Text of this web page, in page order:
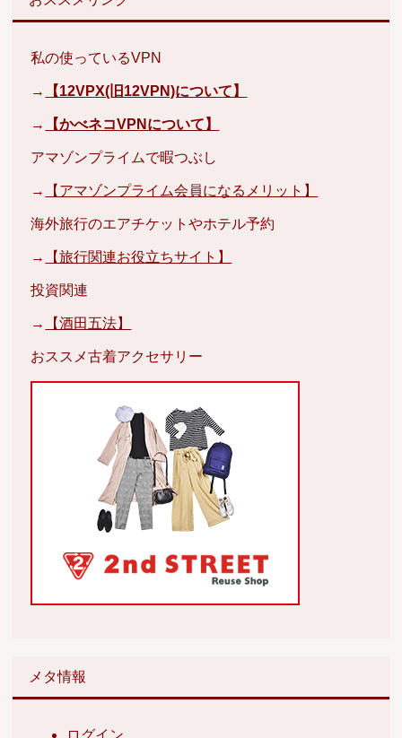
私の使っているVPN
→ 【12VPX(旧12VPN)について】
→ 【かべネコVPNについて】
アマゾンプライムで暇つぶし
→ 【アマゾンプライム会員になるメリット】
海外旅行のエアチケットやホテル予約
→ 【旅行関連お役立ちサイト】
投資関連
→ 【酒田五法】
おススメ古着アクセサリー
メタ情報
ログイン